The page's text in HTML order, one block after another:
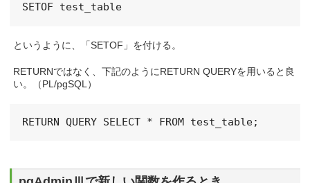
SETOF test_table
というように、「SETOF」を付ける。
RETURNではなく、下記のようにRETURN QUERYを用いると良
い。（PL/pgSQL）
RETURN QUERY SELECT * FROM test_table;